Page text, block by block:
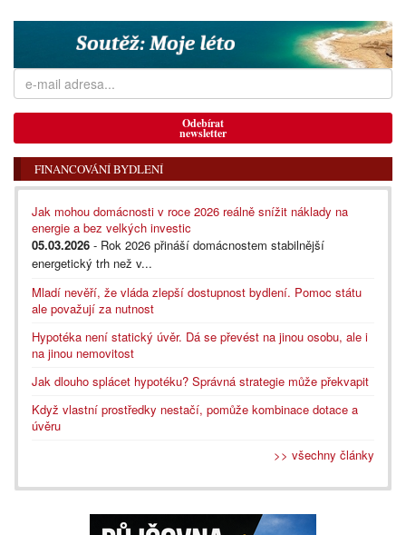
Odebírat
newsletter
FINANCOVÁNÍ BYDLENÍ
Jak mohou domácnosti v roce 2026 reálně snížit náklady na
energie a bez velkých investic
05.03.2026 - Rok 2026 přináší domácnostem stabilnější
energetický trh než v...
Mladí nevěří, že vláda zlepší dostupnost bydlení. Pomoc státu
ale považují za nutnost
Hypotéka není statický úvěr. Dá se převést na jinou osobu, ale i
na jinou nemovitost
Jak dlouho splácet hypotéku? Správná strategie může překvapit
Když vlastní prostředky nestačí, pomůže kombinace dotace a
úvěru
>> všechny články